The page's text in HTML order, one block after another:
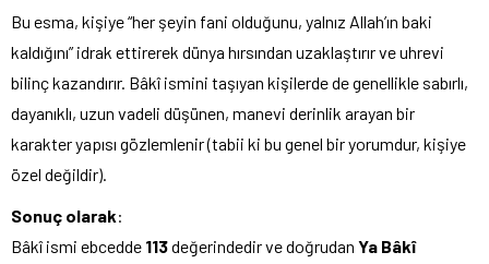
Bu esma, kişiye “her şeyin fani olduğunu, yalnız Allah’ın baki
kaldığını” idrak ettirerek dünya hırsından uzaklaştırır ve uhrevi
bilinç kazandırır. Bâkî ismini taşıyan kişilerde de genellikle sabırlı,
dayanıklı, uzun vadeli düşünen, manevi derinlik arayan bir
karakter yapısı gözlemlenir (tabii ki bu genel bir yorumdur, kişiye
özel değildir).
Sonuç olarak:
Bâkî ismi ebcedde 113değerindedir ve doğrudan Ya Bâkî